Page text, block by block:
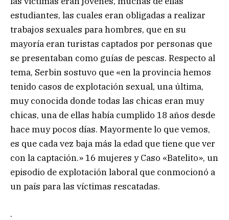
estudiantes, las cuales eran obligadas a realizar
trabajos sexuales para hombres, que en su
mayoría eran turistas captados por personas que
se presentaban como guías de pescas. Respecto al
tema, Serbin sostuvo que «en la provincia hemos
tenido casos de explotación sexual, una última,
muy conocida donde todas las chicas eran muy
chicas, una de ellas había cumplido 18 años desde
hace muy pocos días. Mayormente lo que vemos,
es que cada vez baja más la edad que tiene que ver
con la captación.» 16 mujeres y Caso «Batelito», un
episodio de explotación laboral que conmocionó a
un país para las víctimas rescatadas.
.